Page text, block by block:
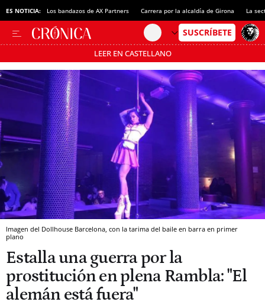
ES NOTICIA: Los bandazos de AX Partners Carrera por la alcaldía de Girona La
LEER EN CASTELLANO
Pásate al MODO AHORRO
Imagen del Dollhouse Barcelona, con la tarima del baile en barra en primer
plano
Estalla una guerra por la
prostitución en plena Rambla: "El
alemán está fuera"